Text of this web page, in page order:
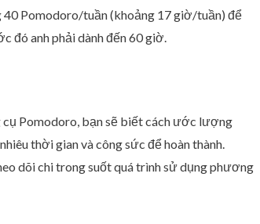
40 Pomodoro/tuần (khoảng 17 giờ/tuần) để
đó anh phải dành đến 60 giờ.
Pomodoro, bạn sẽ biết cách ước lượng
thời gian và công sức để hoàn thành.
dõi chi trong suốt quá trình sử dụng phương